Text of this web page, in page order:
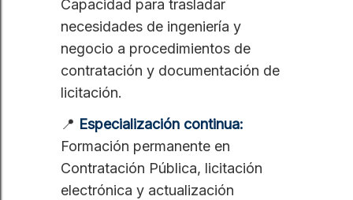
Capacidad para trasladar
necesidades de ingeniería y
negocio a procedimientos de
contratación y documentación de
licitación.
📍 Especialización continua:
Formación permanente en
Contratación Pública, licitación
electrónica y actualización